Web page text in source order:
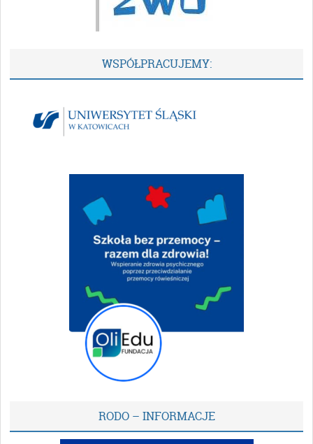
WSPÓŁPRACUJEMY:
RODO – INFORMACJE